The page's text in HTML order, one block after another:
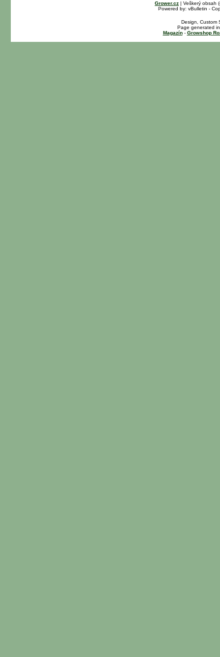
Grower.cz | Veškerý obsah
Powered by: vBulletin -
Design, Custom
Page generated
Magazín- Growshop